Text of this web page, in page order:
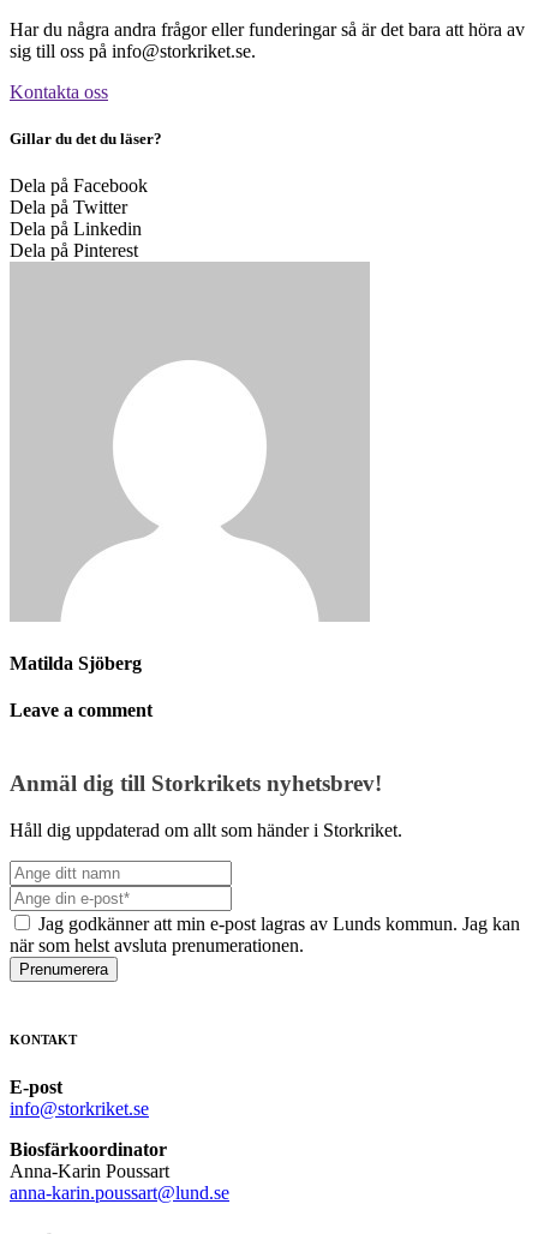
Har du några andra frågor eller funderingar så är det bara att höra av
sig till oss på info@storkriket.se.
Kontakta oss
Gillar du det du läser?
Dela på Facebook
Dela på Twitter
Dela på Linkedin
Dela på Pinterest
Matilda Sjöberg
Leave a comment
Anmäl dig till Storkrikets nyhetsbrev!
Håll dig uppdaterad om allt som händer i Storkriket.
Jag godkänner att min e-post lagras av Lunds kommun. Jag kan
när som helst avsluta prenumerationen.
Prenumerera
KONTAKT
E-post
info@storkriket.se
Biosfärkoordinator
Anna-Karin Poussart
anna-karin.poussart@lund.se